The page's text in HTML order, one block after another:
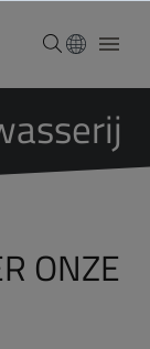
ONZE